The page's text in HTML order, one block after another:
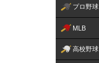
プロ野球
MLB
高校野球